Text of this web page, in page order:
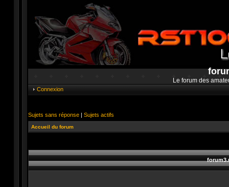
Le forum des
Connexion
Sujets sans réponse | Sujets actifs
Accueil du forum